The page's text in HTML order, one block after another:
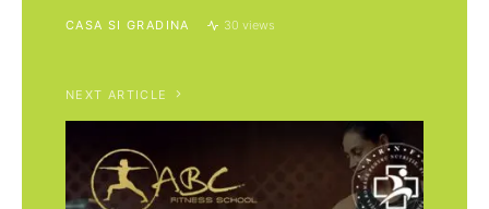
CASA SI GRADINA 30 views
NEXT ARTICLE